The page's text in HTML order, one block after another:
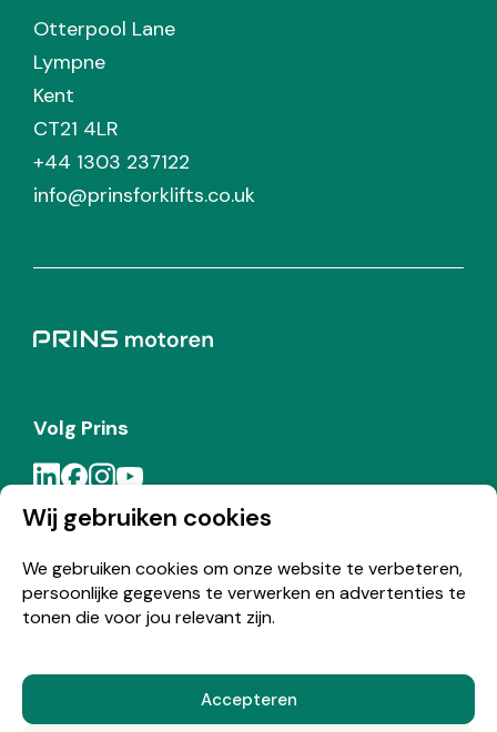
Wij gebruiken cookies
We gebruiken cookies om onze website te verbeteren,
persoonlijke gegevens te verwerken en advertenties te
tonen die voor jou relevant zijn.
Accepteren
Otterpool Lane
Lympne
Kent
CT21 4LR
+44 1303 237122
info@prinsforklifts.co.uk
Volg Prins
Meld je aan voor de Prins nieuwsbrief
© Copyright 2026 Prins